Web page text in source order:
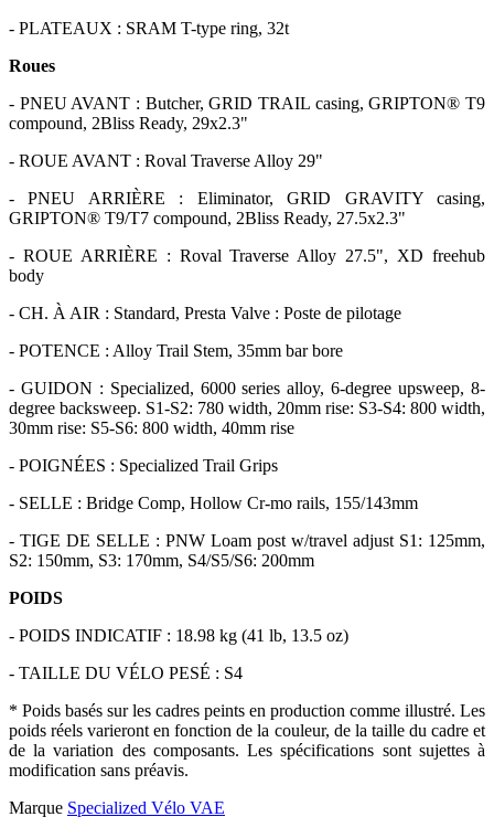
- PLATEAUX : SRAM T-type ring, 32t
Roues
- PNEU AVANT : Butcher, GRID TRAIL casing, GRIPTON® T9
compound, 2Bliss Ready, 29x2.3"
- ROUE AVANT : Roval Traverse Alloy 29"
- PNEU ARRIÈRE : Eliminator, GRID GRAVITY casing,
GRIPTON® T9/T7 compound, 2Bliss Ready, 27.5x2.3"
- ROUE ARRIÈRE : Roval Traverse Alloy 27.5", XD freehub
body
- CH. À AIR : Standard, Presta Valve : Poste de pilotage
- POTENCE : Alloy Trail Stem, 35mm bar bore
- GUIDON : Specialized, 6000 series alloy, 6-degree upsweep, 8-
degree backsweep. S1-S2: 780 width, 20mm rise: S3-S4: 800 width,
30mm rise: S5-S6: 800 width, 40mm rise
- POIGNÉES : Specialized Trail Grips
- SELLE : Bridge Comp, Hollow Cr-mo rails, 155/143mm
- TIGE DE SELLE : PNW Loam post w/travel adjust S1: 125mm,
S2: 150mm, S3: 170mm, S4/S5/S6: 200mm
POIDS
- POIDS INDICATIF : 18.98 kg (41 lb, 13.5 oz)
- TAILLE DU VÉLO PESÉ : S4
* Poids basés sur les cadres peints en production comme illustré. Les
poids réels varieront en fonction de la couleur, de la taille du cadre et
de la variation des composants. Les spécifications sont sujettes à
modification sans préavis.
Marque Specialized Vélo VAE